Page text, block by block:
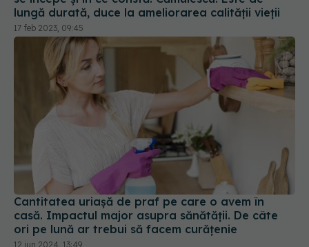
lungă durată, duce la ameliorarea calității vieții
17 feb 2023, 09:45
Cantitatea uriașă de praf pe care o avem în
casă. Impactul major asupra sănătății. De câte
ori pe lună ar trebui să facem curățenie
12 iun 2024, 13:49